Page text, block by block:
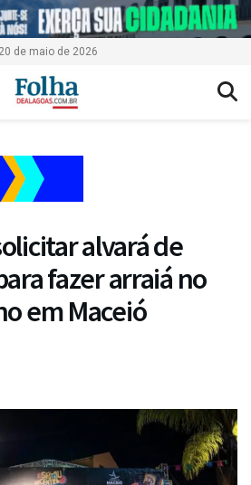
20 de maio de 2026
alvará de
fazer arraiá no
em Maceió